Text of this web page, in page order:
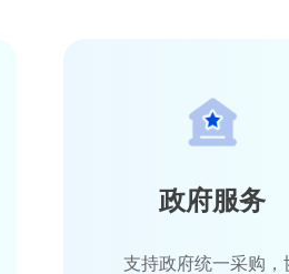
政府服务
支持政府统一采购，